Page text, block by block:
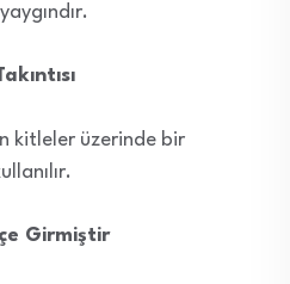
kitleler üzerinde bir
Girmiştir